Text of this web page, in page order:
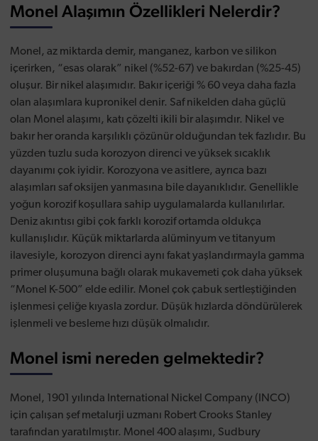
Monel Alaşımın Özellikleri Nelerdir?
Monel, az miktarda demir, manganez, karbon ve silikon
içerirken, “esas olarak” nikel (%52-67) ve bakırdan (%25-45)
oluşur. Bir nikel alaşımıdır. Bakır içeriği % 60 veya daha fazla
olan alaşımlara kupronikel denir. Saf nikelden daha güçlü
olan Monel alaşımı, katı çözelti ikili bir alaşımdır. Nikel ve
bakır her oranda karşılıklı çözünür olduğundan tek fazlıdır. Bu
yüzden tuzlu suda korozyon direnci ve yüksek sıcaklık
dayanımı çok iyidir. Korozyona ve asitlere, ayrıca bazı
alaşımları saf oksijen yanmasına bile dayanıklıdır. Genellikle
yoğun korozif koşullara sahip uygulamalarda kullanılırlar.
Deniz akıntısı gibi çok farklı korozif ortamda oldukça
kullanışlıdır. Küçük miktarlarda alüminyum ve titanyum
ilavesiyle, korozyon direnci aynı fakat yaşlandırmayla gamma
primer oluşumuna bağlı olarak mukavemeti çok daha yüksek
“Monel K-500” elde edilir. Monel çok çabuk sertleştiğinden
işlenmesi çeliğe kıyasla zordur. Düşük hızlarda döndürülerek
işlenmeli ve besleme hızı düşük olmalıdır.
Monel ismi nereden gelmektedir?
Monel, 1901 yılında International Nickel Company (INCO)
için çalışan şef metalurji uzmanı Robert Crooks Stanley
tarafından yaratılmıştır. Monel 400 alaşımı, Sudbury